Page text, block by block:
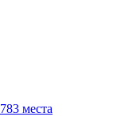
783 места